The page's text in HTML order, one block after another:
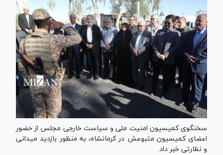
سخنگوی کمیسیون امنیت ملی و سیاست خارجی مجلس از حضور
اعضای کمیسیون متبوعش در کرمانشاه، به منظور بازدید میدانی
و نظارتی خبر داد.